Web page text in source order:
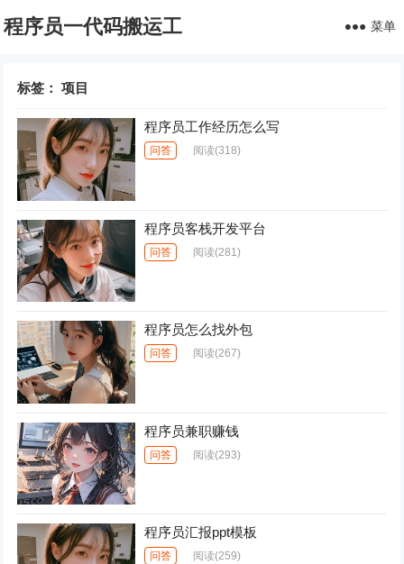
程序员一代码搬运工 菜单
标签：项目
程序员工作经历怎么写
问答 阅读(318)
程序员客栈开发平台
问答 阅读(281)
程序员怎么找外包
问答 阅读(267)
程序员兼职赚钱
问答 阅读(293)
程序员汇报ppt模板
问答 阅读(259)